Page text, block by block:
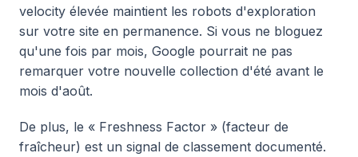
velocity élevée maintient les robots d'exploration
sur votre site en permanence. Si vous ne bloguez
qu'une fois par mois, Google pourrait ne pas
remarquer votre nouvelle collection d'été avant le
mois d'août.
De plus, le « Freshness Factor » (facteur de
fraîcheur) est un signal de classement documenté.